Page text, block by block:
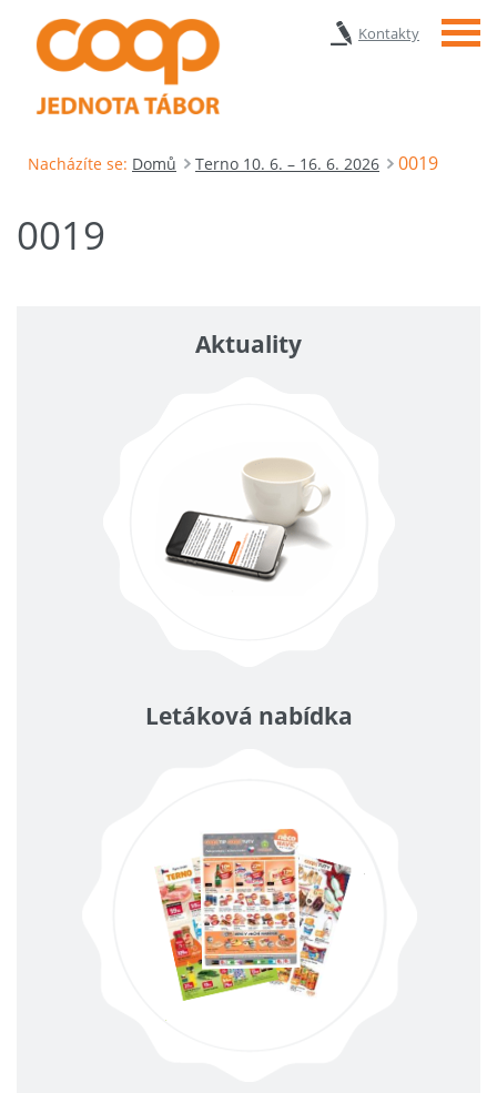
Kontakty Menu
Nacházíte se: Domů Terno 10. 6. – 16. 6. 2026 0019
0019
Aktuality
Letáková nabídka